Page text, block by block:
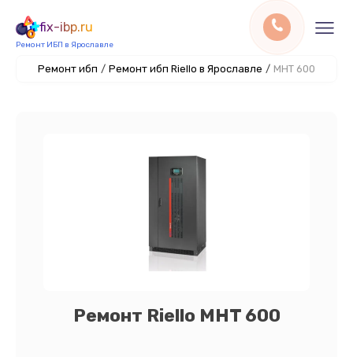
fix-ibp.ru
Ремонт ИБП в Ярославле
Ремонт ибп / Ремонт ибп Riello в Ярославле / MHT 600
Ремонт Riello MHT 600